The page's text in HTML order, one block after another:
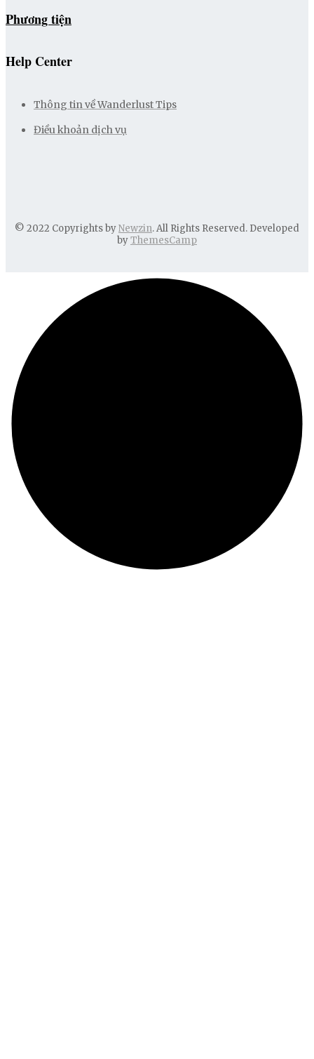
Phương tiện
Help Center
Thông tin về Wanderlust Tips
Điều khoản dịch vụ
© 2022 Copyrights byNewzin. All Rights Reserved. Developed
byThemesCamp